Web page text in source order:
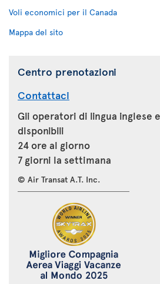
Voli economici per il Canada
Mappa del sito
Centro prenotazioni
Contattaci
Gli operatori di lingua inglese
disponibili
24 ore al giorno
7 giorni la settimana
© Air Transat A.T. Inc.